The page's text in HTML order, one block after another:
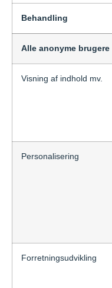
Behandling
Alle anonyme brugere
Visning af indhold mv.
Personalisering
Forretningsudvikling